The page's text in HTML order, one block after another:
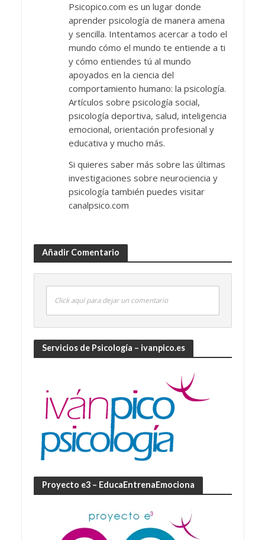
Psicopico.com es un lugar donde
aprender psicología de manera amena
y sencilla. Intentamos acercar a todo el
mundo cómo el mundo te entiende a ti
y cómo entiendes tú al mundo
apoyados en la ciencia del
comportamiento humano: la psicología.
Artículos sobre psicología social,
psicología deportiva, salud, inteligencia
emocional, orientación profesional y
educativa y mucho más.
Si quieres saber más sobre las últimas
investigaciones sobre neurociencia y
psicología también puedes visitar
canalpsico.com
Añadir Comentario
Click aquí para dejar un comentario
Servicios de Psicología – ivanpico.es
Proyecto e3 – EducaEntrenaEmociona